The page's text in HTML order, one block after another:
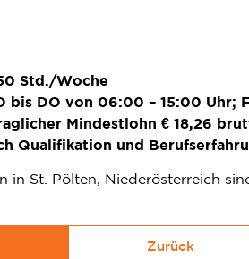
Std./Woche
bis DO von 06:00 – 15:00 Uhr;
Mindestlohn € 18,26
Qualifikation und
in St. Pölten, Niederösterreich
Zurück